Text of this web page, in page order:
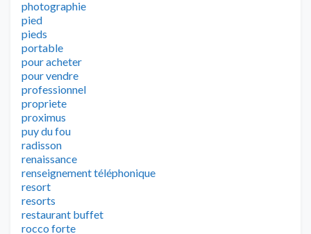
photographie
pied
pieds
portable
pour acheter
pour vendre
professionnel
propriete
proximus
puy du fou
radisson
renaissance
renseignement téléphonique
resort
resorts
restaurant buffet
rocco forte